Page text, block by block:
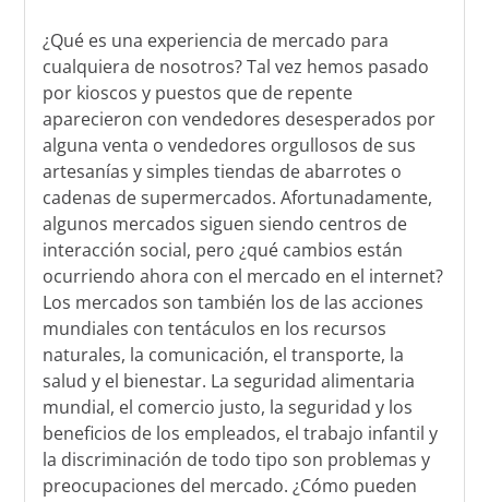
¿Qué es una experiencia de mercado para
cualquiera de nosotros? Tal vez hemos pasado
por kioscos y puestos que de repente
aparecieron con vendedores desesperados por
alguna venta o vendedores orgullosos de sus
artesanías y simples tiendas de abarrotes o
cadenas de supermercados. Afortunadamente,
algunos mercados siguen siendo centros de
interacción social, pero ¿qué cambios están
ocurriendo ahora con el mercado en el internet?
Los mercados son también los de las acciones
mundiales con tentáculos en los recursos
naturales, la comunicación, el transporte, la
salud y el bienestar. La seguridad alimentaria
mundial, el comercio justo, la seguridad y los
beneficios de los empleados, el trabajo infantil y
la discriminación de todo tipo son problemas y
preocupaciones del mercado. ¿Cómo pueden